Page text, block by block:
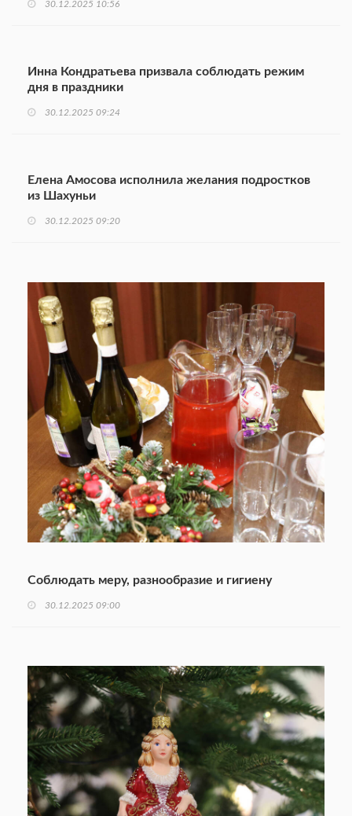
30.12.2025 10:56
Инна Кондратьева призвала соблюдать режим
дня в праздники
30.12.2025 09:24
Елена Амосова исполнила желания подростков
из Шахуньи
30.12.2025 09:20
Соблюдать меру, разнообразие и гигиену
30.12.2025 09:00